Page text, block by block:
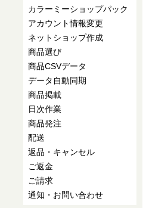
カラーミーショップパック
アカウント情報変更
ネットショップ作成
商品選び
商品CSVデータ
データ自動同期
商品掲載
日次作業
商品発注
配送
返品・キャンセル
ご返金
ご請求
通知・お問い合わせ